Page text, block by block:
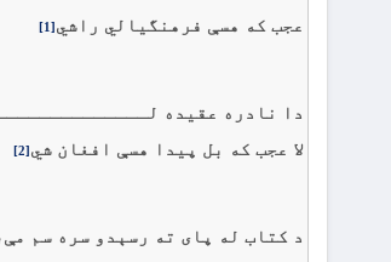
عجب که هسې فرهنگيالي راشي[1]
دا نادره عقيده
لا عجب که بل پيدا هسې افغان شي[2]
د کتاب له پای ته رسېدو سره سم